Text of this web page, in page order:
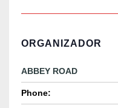
ORGANIZADOR
ABBEY ROAD
Phone: